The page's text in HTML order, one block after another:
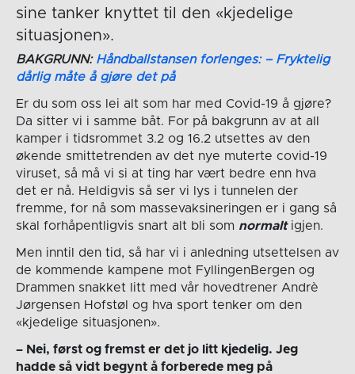
sine tanker knyttet til den «kjedelige
situasjonen».
BAKGRUNN: Håndballstansen forlenges: – Fryktelig
dårlig måte å gjøre det på
Er du som oss lei alt som har med Covid-19 å gjøre?
Da sitter vi i samme båt. For på bakgrunn av at all
kamper i tidsrommet 3.2 og 16.2 utsettes av den
økende smittetrenden av det nye muterte covid-19
viruset, så må vi si at ting har vært bedre enn hva
det er nå. Heldigvis så ser vi lys i tunnelen der
fremme, for nå som massevaksineringen er i gang så
skal forhåpentligvis snart alt bli som normaltigjen.
Men inntil den tid, så har vi i anledning utsettelsen av
de kommende kampene mot FyllingenBergen og
Drammen snakket litt med vår hovedtrener Andrè
Jørgensen Hofstøl og hva sport tenker om den
«kjedelige situasjonen».
– Nei, først og fremst er det jo litt kjedelig. Jeg
hadde så vidt begynt å forberede meg på